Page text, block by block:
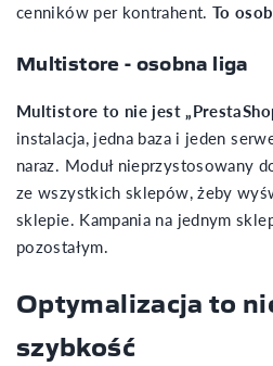
cenników per kontrahent. To
Multistore - osobna liga
Multistore to nie jest
instalacja, jedna baza i jeden
naraz. Moduł nieprzystosowany
ze wszystkich sklepów, żeby
sklepie. Kampania na jednym
pozostałym.
Optymalizacja to
szybkość